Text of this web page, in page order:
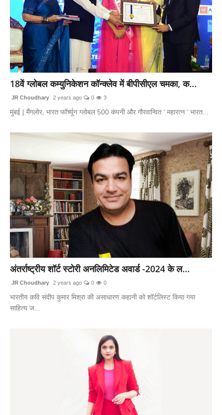
18वें ग्लोबल कम्युनिकेशन कॉन्क्लेव में बीपीसीएल चमका, क...
JR Choudhary 2 years ago 0 3
मुंबई | मैंगलोर, भारत फॉर्च्यून ग्लोबल 500 कंपनी और गौरवान्वित ‘ महारत्न ‘ भारत...
अंतर्राष्ट्रीय शॉर्ट स्टोरी अनलिमिटेड अवार्ड -2024 के ल...
JR Choudhary 2 years ago 0 0
भारतीय कवि संदीप कुमार मिश्रा की असाधारण कहानी को शॉर्टलिस्ट किया गया
साहित्य ज...